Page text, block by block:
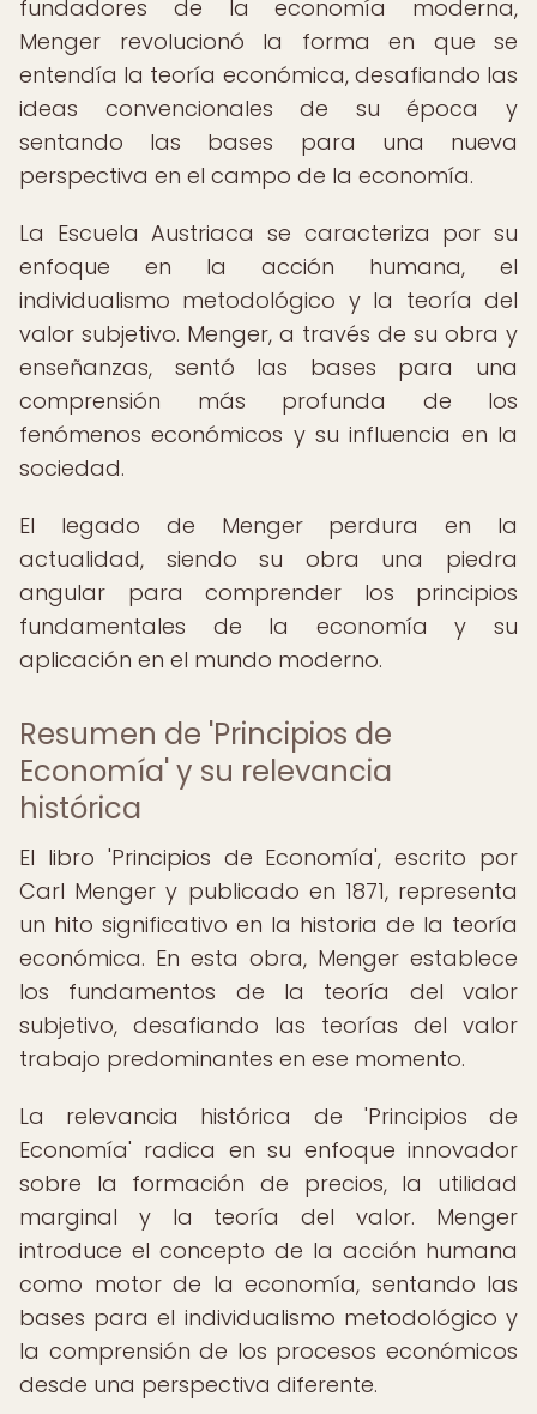
fundadores de la economía moderna,
Menger revolucionó la forma en que se
entendía la teoría económica, desafiando las
ideas convencionales de su época y
sentando las bases para una nueva
perspectiva en el campo de la economía.
La Escuela Austriaca se caracteriza por su
enfoque en la acción humana, el
individualismo metodológico y la teoría del
valor subjetivo. Menger, a través de su obra y
enseñanzas, sentó las bases para una
comprensión más profunda de los
fenómenos económicos y su influencia en la
sociedad.
El legado de Menger perdura en la
actualidad, siendo su obra una piedra
angular para comprender los principios
fundamentales de la economía y su
aplicación en el mundo moderno.
Resumen de 'Principios de
Economía' y su relevancia
histórica
El libro 'Principios de Economía', escrito por
Carl Menger y publicado en 1871, representa
un hito significativo en la historia de la teoría
económica. En esta obra, Menger establece
los fundamentos de la teoría del valor
subjetivo, desafiando las teorías del valor
trabajo predominantes en ese momento.
La relevancia histórica de 'Principios de
Economía' radica en su enfoque innovador
sobre la formación de precios, la utilidad
marginal y la teoría del valor. Menger
introduce el concepto de la acción humana
como motor de la economía, sentando las
bases para el individualismo metodológico y
la comprensión de los procesos económicos
desde una perspectiva diferente.